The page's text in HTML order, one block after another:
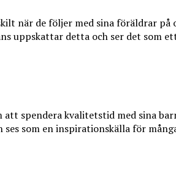
när de följer med sina föräldrar
uppskattar detta och ser det som
spendera kvalitetstid med sina
som en inspirationskälla för